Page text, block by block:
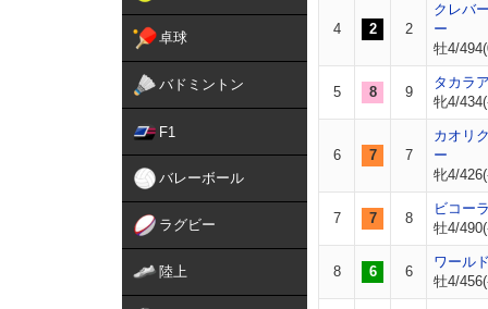
卓球
バドミントン
F1
バレーボール
ラグビー
陸上
4 2 2
クレバ
ー
牡4/
5 8 9
タカラ
牝4/
6 7 7
カオリ
ー
牝4/
7 7 8
ビコー
牡4/
8 6 6
ワール
牡4/